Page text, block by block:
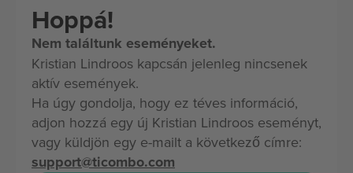
Hoppá!
Nem találtunk eseményeket.
Kristian Lindroos kapcsán jelenleg nincsenek
aktív események.
Ha úgy gondolja, hogy ez téves információ,
adjon hozzá egy új Kristian Lindroos eseményt,
vagy küldjön egy e-mailt a következő címre:
support@ticombo.com